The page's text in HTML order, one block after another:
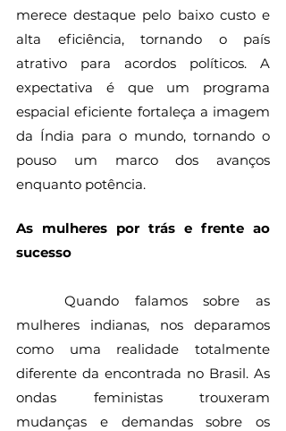
merece destaque pelo baixo custo e
alta eficiência, tornando o país
atrativo para acordos políticos. A
expectativa é que um programa
espacial eficiente fortaleça a imagem
da Índia para o mundo, tornando o
pouso um marco dos avanços
enquanto potência.
As mulheres por trás e frente ao
sucesso
mulheres indianas, nos deparamos
como uma realidade totalmente
diferente da encontrada no Brasil. As
ondas feministas trouxeram
mudanças e demandas sobre os